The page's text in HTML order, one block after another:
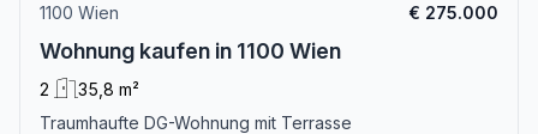
1100 Wien € 275.000
Wohnung kaufen in 1100 Wien
2
35,8 m²
Traumhaufte DG-Wohnung mit Terrasse